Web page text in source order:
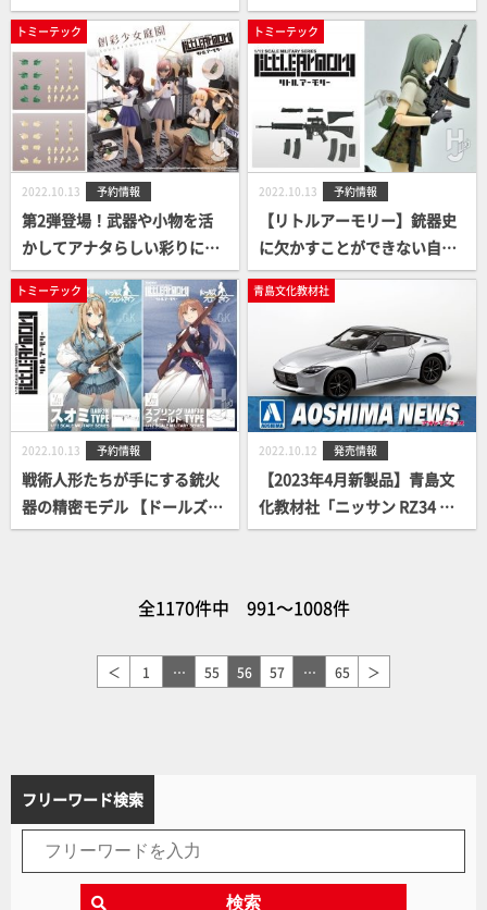
100 チェイサー ツアラーV '96
（トヨタ）」
R400S リミテッドエディショ
ン '95 カスタムパーツ付き」
トミーテック
2022.10.13 予約情報
第2弾登場！武器や小物を活
かしてアナタらしい彩りに仕
上げよう！【創彩少女庭園×
リトルアーモリー】専用タク
ティカルグローブ＆素手！
トミーテック
2022.10.13 予約情報
【リトルアーモリー】銃器史
に欠かすことができない自動
小銃…隠れた名作、AR18が登
場！
トミーテック
2022.10.13 予約情報
戦術人形たちが手にする銃火
器の精密モデル 【ドールズフ
ロントライン×リトルアーモ
青島文化教材社
2022.10.12 発売情報
【2023年4月新製品】青島文
化教材社「ニッサン RZ34 フ
ェアレディZ(ブリリアントシ
全1170件中 991～1008件
＜ 1 … 55 56 57 … 65 ＞
フリーワード検索
検索